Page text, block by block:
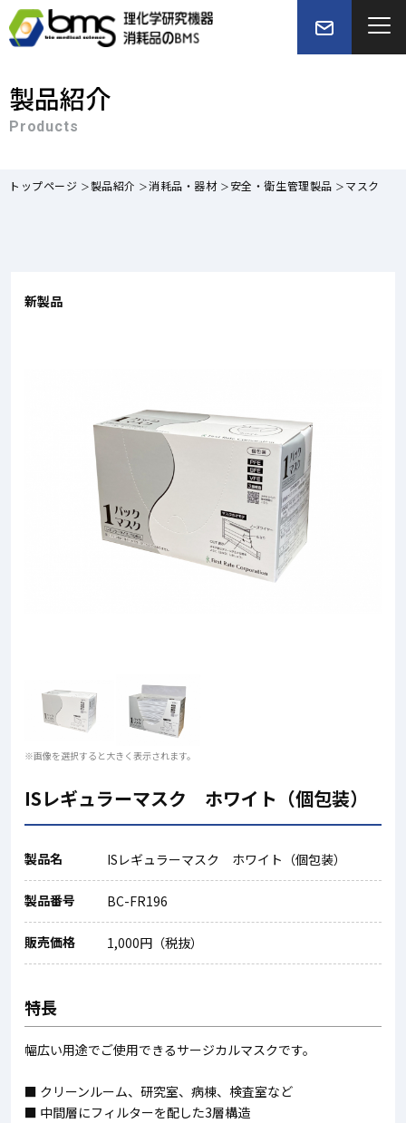
製品紹介
Products
トップページ 製品紹介 消耗品・器材 安全・衛生管理製品 マスク
新製品
※画像を選択すると大きく表示されます。
ISレギュラーマスク ホワイト（個包装）
製品名 ISレギュラーマスク ホワイト（個包装）
製品番号 BC-FR196
販売価格 1,000円（税抜）
特長
幅広い用途でご使用できるサージカルマスクです。
■ クリーンルーム、研究室、病棟、検査室など
■ 中間層にフィルターを配した3層構造